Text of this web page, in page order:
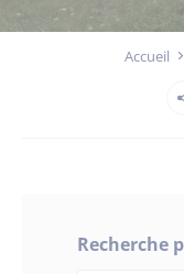
Accueil
Recherche